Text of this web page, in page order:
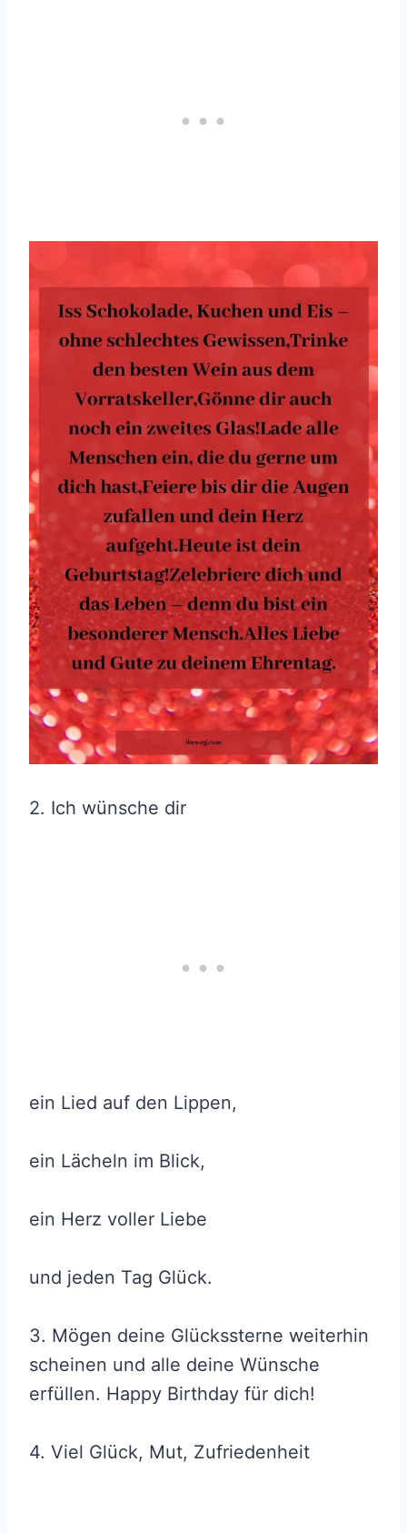
2. Ich wünsche dir
ein Lied auf den Lippen,
ein Lächeln im Blick,
ein Herz voller Liebe
und jeden Tag Glück.
3. Mögen deine Glückssterne weiterhin
scheinen und alle deine Wünsche
erfüllen. Happy Birthday für dich!
4. Viel Glück, Mut, Zufriedenheit